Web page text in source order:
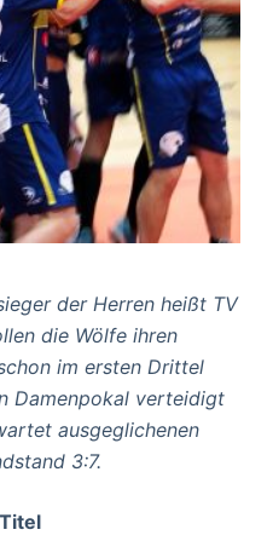
der Herren heißt TV
die Wölfe ihren
im ersten Drittel
Damenpokal verteidigt
ausgeglichenen
3:7.